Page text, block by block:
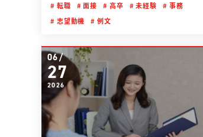
転職
面接 高卒 未経験
事務
志望動機
例文
06/
27
2026